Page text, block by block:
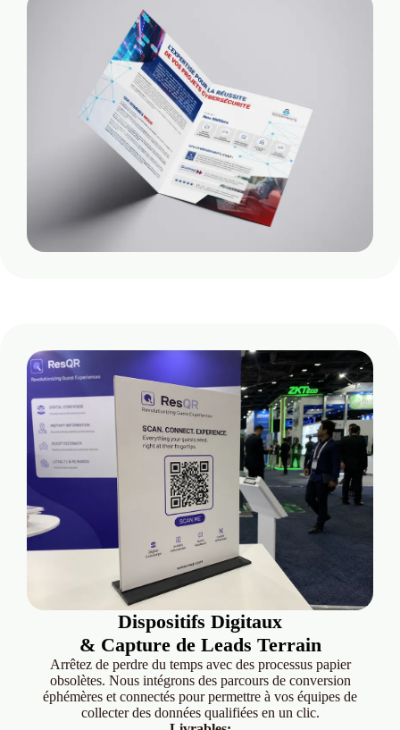
Dispositifs Digitaux
& Capture de Leads Terrain
Arrêtez de perdre du temps avec des processus papier
obsolètes. Nous intégrons des parcours de conversion
éphémères et connectés pour permettre à vos équipes de
collecter des données qualifiées en un clic.